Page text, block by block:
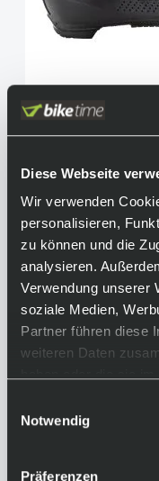
Diese Webseite
Wir verwenden
personalisieren,
zu können und die
analysieren.
Verwendung unserer
soziale Medien,
Partner führen diese
weiteren Daten
Notwendig
Präferenzen
Light Grey
199,90 € inkl.
Auf Lager.
Lieferzeit: 2-3 Tage
Art.-Nr.: P122073